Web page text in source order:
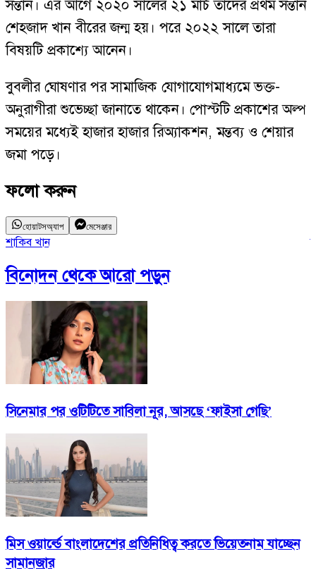
সন্তান। এর আগে ২০২০ সালের ২১ মার্চ তাদের প্রথম সন্তান
শেহজাদ খান বীরের জন্ম হয়। পরে ২০২২ সালে তারা
বিষয়টি প্রকাশ্যে আনেন।
বুবলীর ঘোষণার পর সামাজিক যোগাযোগমাধ্যমে ভক্ত-
অনুরাগীরা শুভেচ্ছা জানাতে থাকেন। পোস্টটি প্রকাশের অল্প
সময়ের মধ্যেই হাজার হাজার রিঅ্যাকশন, মন্তব্য ও শেয়ার
জমা পড়ে।
ফলো করুন
হোয়াটসঅ্যাপ মেসেঞ্জার
শাকিব খান
বিনোদনথেকে আরো পড়ুন
সিনেমার পর ওটিটিতে সাবিলা নূর, আসছে ‘ফাইসা গেছি’
মিস ওয়ার্ল্ডে বাংলাদেশের প্রতিনিধিত্ব করতে ভিয়েতনাম যাচ্ছেন
সামানজার